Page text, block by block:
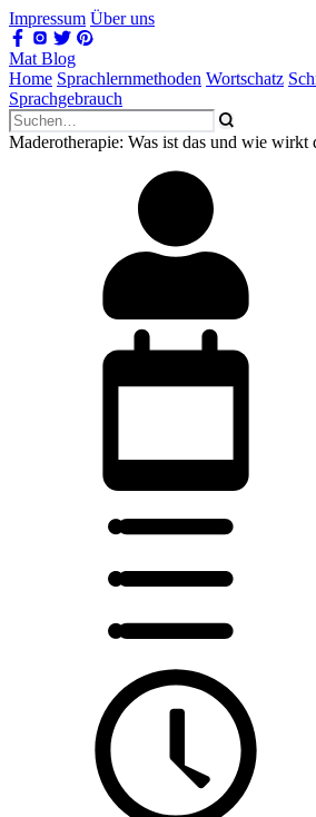
Impressum Über uns
Mat Blog
Home Sprachlernmethoden Wortschatz
Sprachgebrauch
Maderotherapie: Was ist das und wie wirkt